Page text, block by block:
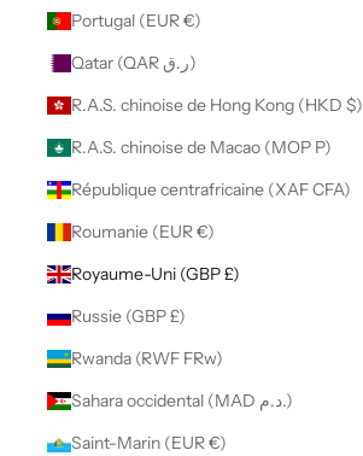
Portugal (EUR €)
Qatar (QAR ر.ق)
R.A.S. chinoise de Hong Kong (HKD $)
R.A.S. chinoise de Macao (MOP P)
République centrafricaine (XAF CFA)
Roumanie (EUR €)
Royaume-Uni (GBP £)
Russie (GBP £)
Rwanda (RWF FRw)
Sahara occidental (MAD د.م.)
Saint-Marin (EUR €)